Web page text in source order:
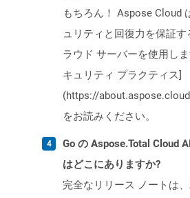
もちろん！ Aspose Cloud
ュリティと回復力を保証す
ラウド サーバーを使用し
キュリティ プラクティス]
(https://
をお読みください。
Go の Aspose.Total Cloud
はどこにありますか?
完全なリリース ノートは